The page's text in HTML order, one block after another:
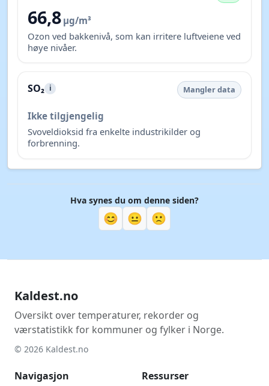
66,8 µg/m³
Ozon ved bakkenivå, som kan irritere luftveiene ved
høye nivåer.
SO₂ i Mangler data
Ikke tilgjengelig
Svoveldioksid fra enkelte industrikilder og
forbrenning.
Hva synes du om denne siden?
😊 😐 🙁
Kaldest.no
Oversikt over temperaturer, rekorder og
værstatistikk for kommuner og fylker i Norge.
© 2026 Kaldest.no
Navigasjon
Ressurser